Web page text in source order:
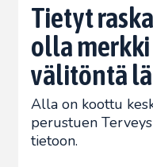
Tietyt
olla
välitöntä
Alla on koottu
perustuen
tietoon.​